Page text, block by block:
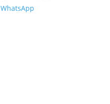
WhatsApp